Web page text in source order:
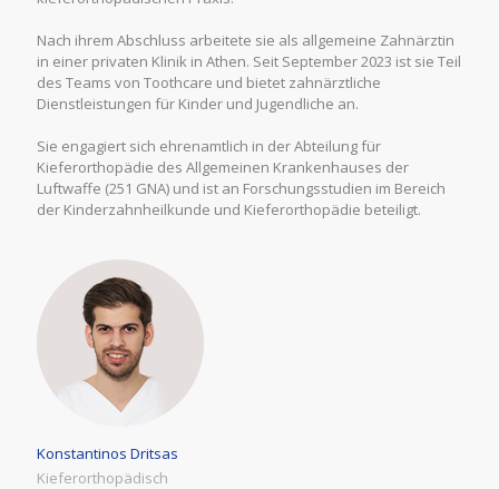
Nach ihrem Abschluss arbeitete sie als allgemeine Zahnärztin
in einer privaten Klinik in Athen. Seit September 2023 ist sie Teil
des Teams von Toothcare und bietet zahnärztliche
Dienstleistungen für Kinder und Jugendliche an.
Sie engagiert sich ehrenamtlich in der Abteilung für
Kieferorthopädie des Allgemeinen Krankenhauses der
Luftwaffe (251 GNA) und ist an Forschungsstudien im Bereich
der Kinderzahnheilkunde und Kieferorthopädie beteiligt.
Konstantinos Dritsas
Κieferorthopädisch